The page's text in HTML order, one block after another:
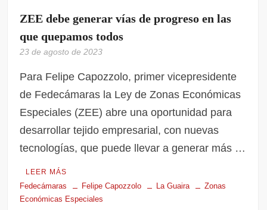
ZEE debe generar vías de progreso en las
que quepamos todos
23 de agosto de 2023
Para Felipe Capozzolo, primer vicepresidente
de Fedecámaras la Ley de Zonas Económicas
Especiales (ZEE) abre una oportunidad para
desarrollar tejido empresarial, con nuevas
tecnologías, que puede llevar a generar más …
LEER MÁS
Fedecámaras Felipe Capozzolo La Guaira
Zonas
Económicas Especiales